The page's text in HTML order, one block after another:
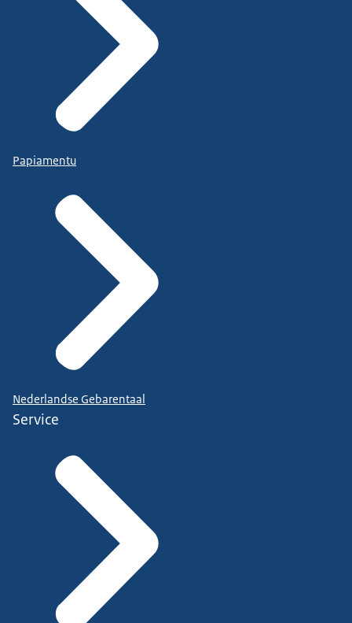
Papiamentu
Nederlandse Gebarentaal
Service